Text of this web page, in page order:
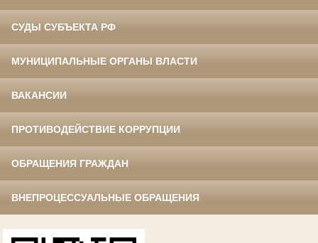
СУДЫ СУБЪЕКТА РФ
МУНИЦИПАЛЬНЫЕ ОРГАНЫ ВЛАСТИ
ВАКАНСИИ
ПРОТИВОДЕЙСТВИЕ КОРРУПЦИИ
ОБРАЩЕНИЯ ГРАЖДАН
ВНЕПРОЦЕССУАЛЬНЫЕ ОБРАЩЕНИЯ